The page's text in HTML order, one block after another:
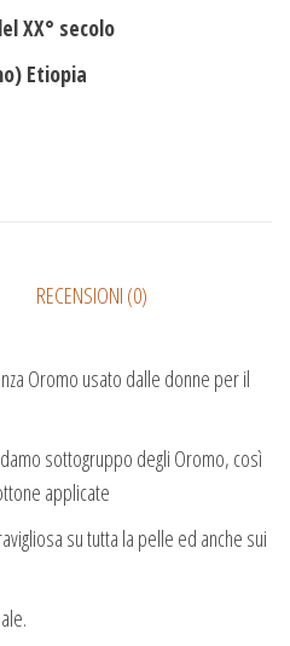
XX° secolo
Etiopia
RECENSIONI (0)
Oromo usato dalle donne per il
sottogruppo degli Oromo, così
applicate
su tutta la pelle ed anche sui